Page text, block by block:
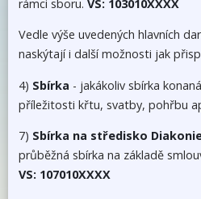
rámci sboru. VS: 103010XXXX
Vedle výše uvedených hlavních
naskýtají i další možnosti jak
4) Sbírka - jakákoliv sbírka
příležitosti křtu, svatby, pohřbu
7) Sbírka na středisko
průběžná sbírka na základě
VS: 107010XXXX